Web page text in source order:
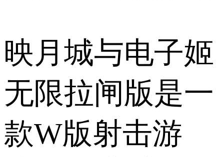
映月城与电子姬
无限拉闸版是一
款W版射击游